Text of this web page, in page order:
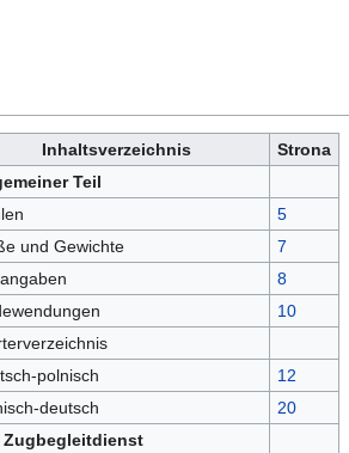
Inhaltsverzeichnis
Strona
Teil
5
und Gewichte
7
8
10
polnisch
12
deutsch
20
Zugbegleitdienst